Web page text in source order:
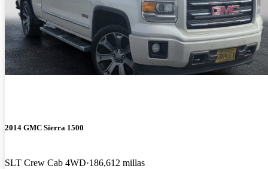
2014 GMC Sierra 1500
SLT Crew Cab 4WD 186,612 millas